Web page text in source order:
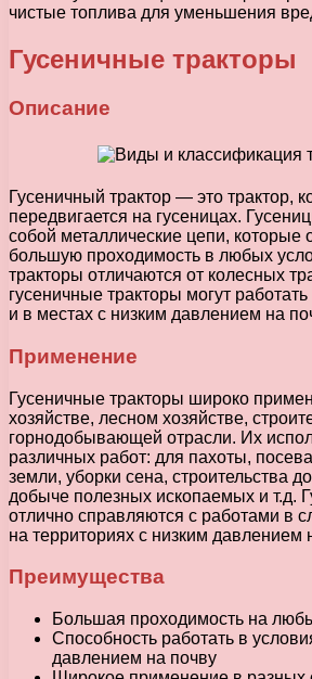
чистые топлива для уменьшения
Гусеничные тракторы
Описание
Гусеничный трактор — это трактор,
передвигается на гусеницах.
собой металлические цепи, которые
большую проходимость в любых
тракторы отличаются от колесных
гусеничные тракторы могут
и в местах с низким давлением на
Применение
Гусеничные тракторы широко
хозяйстве, лесном хозяйстве,
горнодобывающей отрасли. Их
различных работ: для пахоты,
земли, уборки сена, строительства
добыче полезных ископаемых и т.д.
отлично справляются с работами в
на территориях с низким давлением
Преимущества
Большая проходимость на
Способность работать в
давлением на почву